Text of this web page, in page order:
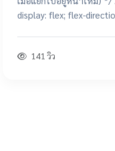
เมื่อแยกไปอยู่หน้าใหม่) */ .news-card-single {
display: flex; flex-direction: column; justify-
text-decoration: none
141 วิว